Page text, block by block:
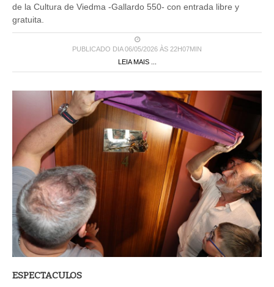
de la Cultura de Viedma -Gallardo 550- con entrada libre y
gratuita.
PUBLICADO DIA 06/05/2026 ÀS 22H07MIN
LEIA MAIS ...
ESPECTACULOS